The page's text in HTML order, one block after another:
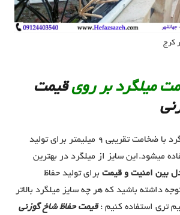
کرج
قیمت
تقریبی 9 میلیمتر برای تولید
میشود.این سایز از میلگرد در بهترین
بین امنیت و قیمت برای تولید حفاظ
داشته باشید که هر چه سایز میلگرد بالاتر
تری استفاده کنیم ؛قیمت حفاظ شاخ گوزنی